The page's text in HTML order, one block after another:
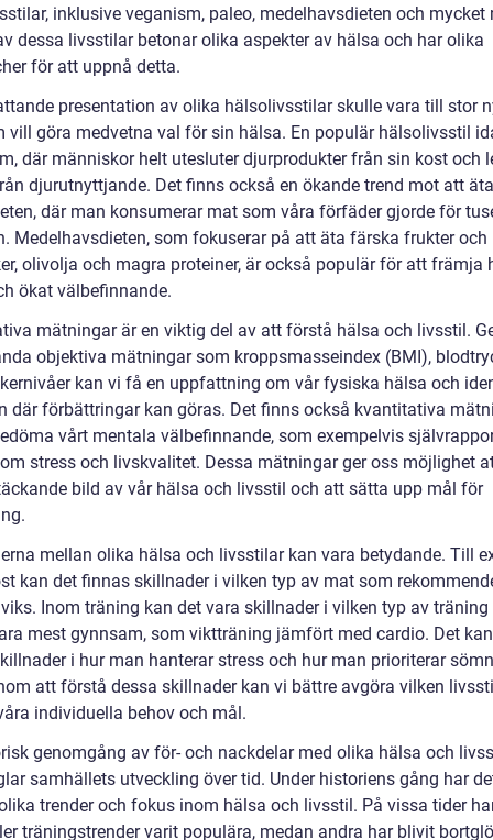
inklusive veganism, paleo, medelhavsdieten och mycket
dessa livsstilar betonar olika aspekter av hälsa och har olika
för att uppnå detta.
presentation av olika hälsolivsstilar skulle vara till stor
vill göra medvetna val för sin hälsa. En populär hälsolivsstil
där människor helt utesluter djurprodukter från sin kost och
djurutnyttjande. Det finns också en ökande trend mot att
där man konsumerar mat som våra förfäder gjorde för
Medelhavsdieten, som fokuserar på att äta färska frukter och
olivolja och magra proteiner, är också populär för att främja
ökat välbefinnande.
mätningar är en viktig del av att förstå hälsa och livsstil.
objektiva mätningar som kroppsmasseindex (BMI),
kan vi få en uppfattning om vår fysiska hälsa och
där förbättringar kan göras. Det finns också kvantitativa
vårt mentala välbefinnande, som exempelvis
stress och livskvalitet. Dessa mätningar ger oss möjlighet
bild av vår hälsa och livsstil och att sätta upp mål för
mellan olika hälsa och livsstilar kan vara betydande. Till
kan det finnas skillnader i vilken typ av mat som
Inom träning kan det vara skillnader i vilken typ av
mest gynnsam, som viktträning jämfört med cardio. Det
i hur man hanterar stress och hur man prioriterar
att förstå dessa skillnader kan vi bättre avgöra vilken
individuella behov och mål.
genomgång av för- och nackdelar med olika hälsa och
samhällets utveckling över tid. Under historiens gång har
trender och fokus inom hälsa och livsstil. På vissa tider
träningstrender varit populära, medan andra har blivit